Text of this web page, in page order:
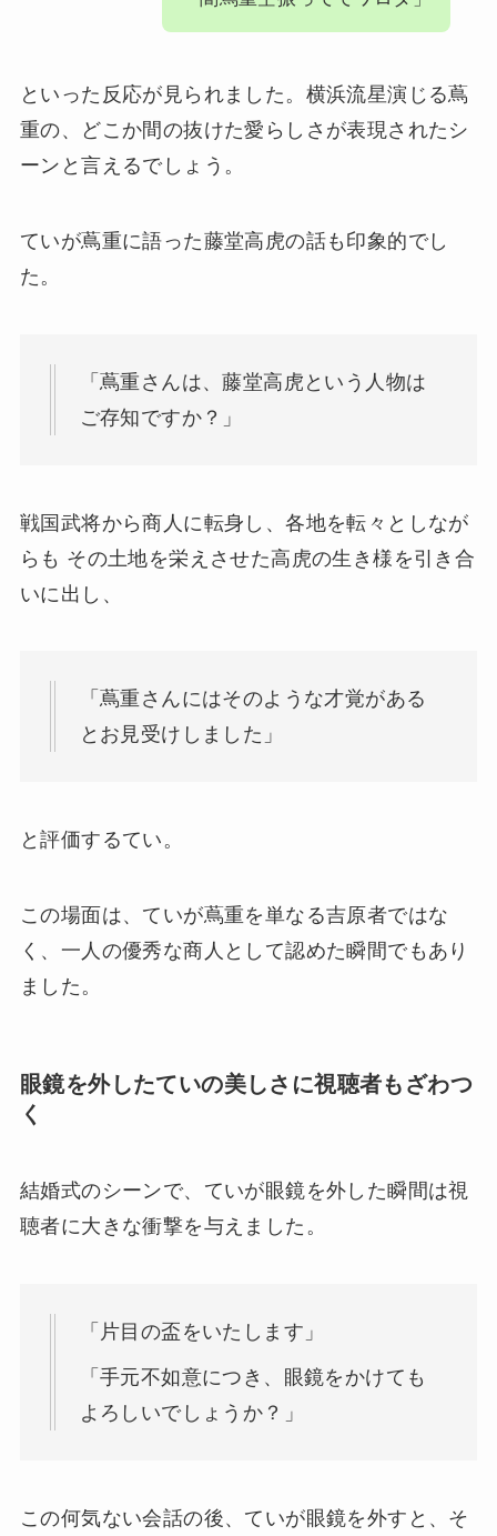
といった反応が見られました。横浜流星演じる蔦
重の、どこか間の抜けた愛らしさが表現されたシ
ーンと言えるでしょう。
ていが蔦重に語った藤堂高虎の話も印象的でし
た。
「蔦重さんは、藤堂高虎という人物は
ご存知ですか？」
戦国武将から商人に転身し、各地を転々としなが
らも その土地を栄えさせた高虎の生き様を引き合
いに出し、
「蔦重さんにはそのような才覚がある
とお見受けしました」
と評価するてい。
この場面は、ていが蔦重を単なる吉原者ではな
く、一人の優秀な商人として認めた瞬間でもあり
ました。
眼鏡を外したていの美しさに視聴者もざわつ
く
結婚式のシーンで、ていが眼鏡を外した瞬間は視
聴者に大きな衝撃を与えました。
「片目の盃をいたします」
「手元不如意につき、眼鏡をかけても
よろしいでしょうか？」
この何気ない会話の後、ていが眼鏡を外すと、そ